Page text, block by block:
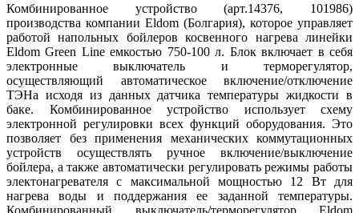
Комбинированное устройство (арт.14376, 101986)
производства компании Eldom (Болгария), которое управляет
работой напольных бойлеров косвенного нагрева линейки
Eldom Green Line емкостью 750-100 л. Блок включает в себя
электронные выключатель и терморегулятор,
осуществляющий автоматическое включение/отключение
ТЭНа исходя из данных датчика температуры жидкости в
баке. Комбинированное устройство использует схему
электронной регулировки всех функций оборудования. Это
позволяет без применения механических коммутационных
устройств осуществлять ручное включение/выключение
бойлера, а также автоматически регулировать режимы работы
электонагревателя с максимальной мощностью 12 Вт для
нагрева воды и поддержания ее заданной температуры.
Комбинированный выключатель/терморегулятор Eldom